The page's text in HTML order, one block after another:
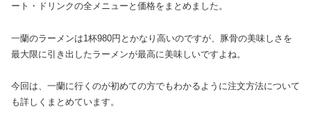
ート・ドリンクの全メニューと価格をまとめました。
一蘭のラーメンは1杯980円とかなり高いのですが、豚骨の美味しさを
最大限に引き出したラーメンが最高に美味しいですよね。
今回は、一蘭に行くのが初めての方でもわかるように注文方法について
も詳しくまとめています。